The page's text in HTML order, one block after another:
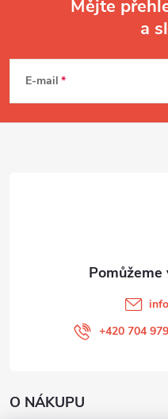
p
Mějte
a
E-mail
info
+420 704
O NÁKUPU